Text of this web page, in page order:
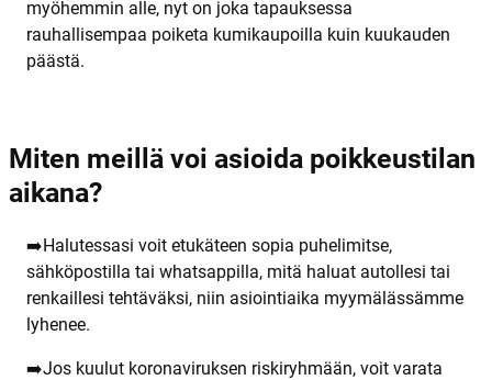
myöhemmin alle, nyt on joka tapauksessa
rauhallisempaa poiketa kumikaupoilla kuin kuukauden
päästä.
Miten meillä voi asioida poikkeustilan
aikana?
➡️Halutessasi voit etukäteen sopia puhelimitse,
sähköpostilla tai whatsappilla, mitä haluat autollesi tai
renkaillesi tehtäväksi, niin asiointiaika myymälässämme
lyhenee.
➡️Jos kuulut koronaviruksen riskiryhmään, voit varata